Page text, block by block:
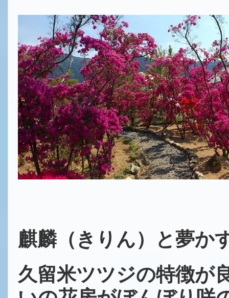
麒麟（きりん）と夢か
久留米ツツジの特徴が